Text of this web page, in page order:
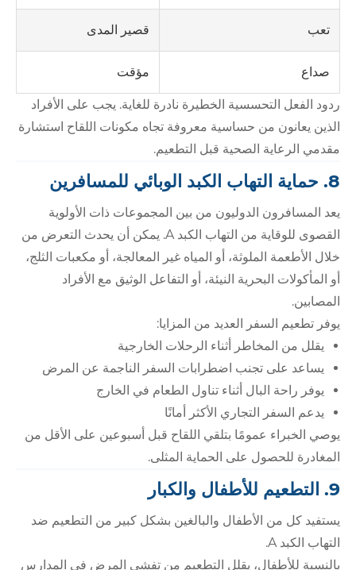
تعب قصير المدى
صداع مؤقت
ردود الفعل التحسسية الخطيرة نادرة للغاية. يجب على الأفراد
الذين يعانون من حساسية معروفة تجاه مكونات اللقاح استشارة
مقدمي الرعاية الصحية قبل التطعيم.
8. حماية التهاب الكبد الوبائي للمسافرين
يعد المسافرون الدوليون من بين المجموعات ذات الأولوية
القصوى للوقاية من التهاب الكبد A. يمكن أن يحدث التعرض من
خلال الأطعمة الملوثة، أو المياه غير المعالجة، أو مكعبات الثلج،
أو المأكولات البحرية النيئة، أو التفاعل الوثيق مع الأفراد
المصابين.
يوفر تطعيم السفر العديد من المزايا:
يقلل من المخاطر أثناء الرحلات الخارجية
يساعد على تجنب اضطرابات السفر الناجمة عن المرض
يوفر راحة البال أثناء تناول الطعام في الخارج
يدعم السفر التجاري الأكثر أمانًا
يوصي الخبراء عمومًا بتلقي اللقاح قبل أسبوعين على الأقل من
المغادرة للحصول على الحماية المثلى.
9. التطعيم للأطفال والكبار
يستفيد كل من الأطفال والبالغين بشكل كبير من التطعيم ضد
التهاب الكبد A.
بالنسبة للأطفال، يقلل التطعيم من تفشي المرض في المدارس